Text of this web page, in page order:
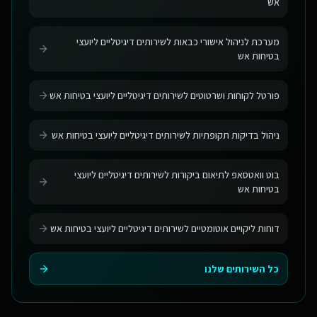
מערכת לניהול אישורי כבאות לשירותים דיגיטליים ליועצי
בטיחות אש
פורטל לקוחות ושרטוטים לשירותים דיגיטליים ליועצי בטיחות אש
ניהול בדיקות תקופתיות לשירותים דיגיטליים ליועצי בטיחות אש
בוט וואטסאפ לתיאום ביקורות לשירותים דיגיטליים ליועצי
בטיחות אש
דוחות ליקויים אוטומטיים לשירותים דיגיטליים ליועצי בטיחות אש
כל השירותים שלנו